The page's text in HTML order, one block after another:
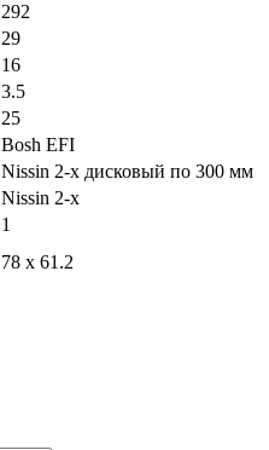
292
29
16
3.5
25
Bosh EFI
Nissin 2-х дисковый по 300 мм
Nissin 2-х
1
78 x 61.2